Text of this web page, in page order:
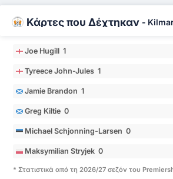
Κάρτες που Δέχτηκαν -
Joe Hugill 1
Tyreece John-Jules 1
Jamie Brandon 1
Greg Kiltie 0
Michael Schjonning-Larsen 0
Maksymilian Stryjek 0
* Στατιστικά από τη 2026/27 σεζόν του